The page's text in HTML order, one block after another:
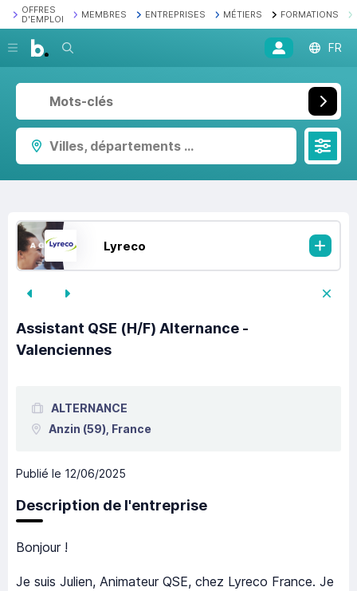
OFFRES
D'EMPLOI
MEMBRES ENTREPRISES MÉTIERS FORMATIONS
Recherche FR
Villes, départements ...
Lyreco
Assistant QSE (H/F) Alternance -
Valenciennes
ALTERNANCE
Anzin (59), France
Publié le 12/06/2025
Description de l'entreprise
Bonjour !
Je suis Julien, Animateur QSE, chez Lyreco France. Je